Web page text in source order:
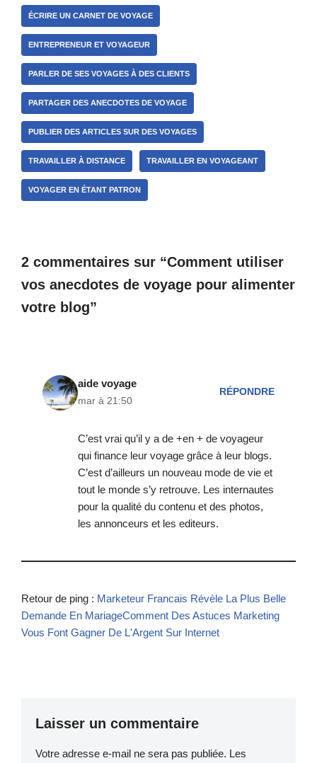
ÉCRIRE UN CARNET DE VOYAGE
ENTREPRENEUR ET VOYAGEUR
PARLER DE SES VOYAGES À DES CLIENTS
PARTAGER DES ANECDOTES DE VOYAGE
PUBLIER DES ARTICLES SUR DES VOYAGES
TRAVAILLER À DISTANCE TRAVAILLER EN VOYAGEANT
VOYAGER EN ÉTANT PATRON
2 commentaires sur “Comment utiliser
vos anecdotes de voyage pour alimenter
votre blog”
aide voyage
mar à 21:50
RÉPONDRE
C’est vrai qu’il y a de +en + de voyageur
qui finance leur voyage grâce à leur blogs.
C’est d’ailleurs un nouveau mode de vie et
tout le monde s’y retrouve. Les internautes
pour la qualité du contenu et des photos,
les annonceurs et les editeurs.
Retour de ping : Marketeur Francais Révèle La Plus Belle
Demande En MariageComment Des Astuces Marketing
Vous Font Gagner De L'Argent Sur Internet
Laisser un commentaire
Votre adresse e-mail ne sera pas publiée. Les